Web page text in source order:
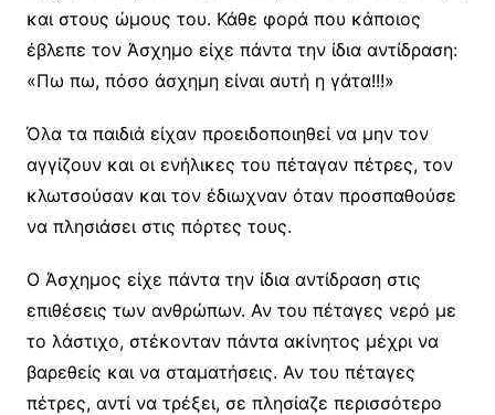
και στους ώμους του. Κάθε φορά που κάποιος
έβλεπε τον Άσχημο είχε πάντα την ίδια αντίδραση:
«Πω πω, πόσο άσχημη είναι αυτή η γάτα!!!»
Όλα τα παιδιά είχαν προειδοποιηθεί να μην τον
αγγίζουν και οι ενήλικες του πέταγαν πέτρες, τον
κλωτσούσαν και τον έδιωχναν όταν προσπαθούσε
να πλησιάσει στις πόρτες τους.
Ο Άσχημος είχε πάντα την ίδια αντίδραση στις
επιθέσεις των ανθρώπων. Αν του πέταγες νερό με
το λάστιχο, στέκονταν πάντα ακίνητος μέχρι να
βαρεθείς και να σταματήσεις. Αν του πέταγες
πέτρες, αντί να τρέξει, σε πλησίαζε περισσότερο